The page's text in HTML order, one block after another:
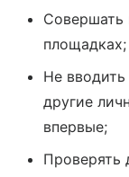
Совершать
площадках;
Не
другие
впервые;
Проверять